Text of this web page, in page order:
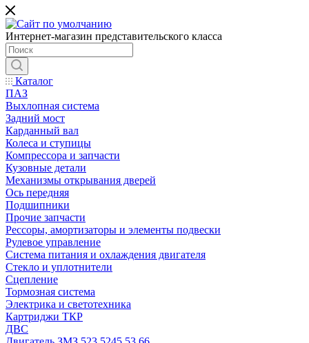
Интернет-магазин представительского класса
Каталог
ПАЗ
Выхлопная система
Задний мост
Карданный вал
Колеса и ступицы
Компрессора и запчасти
Кузовные детали
Механизмы открывания дверей
Ось передняя
Подшипники
Прочие запчасти
Рессоры, амортизаторы и элементы подвески
Рулевое управление
Система питания и охлаждения двигателя
Стекло и уплотнители
Сцепление
Тормозная система
Электрика и светотехника
Картриджи ТКР
ДВС